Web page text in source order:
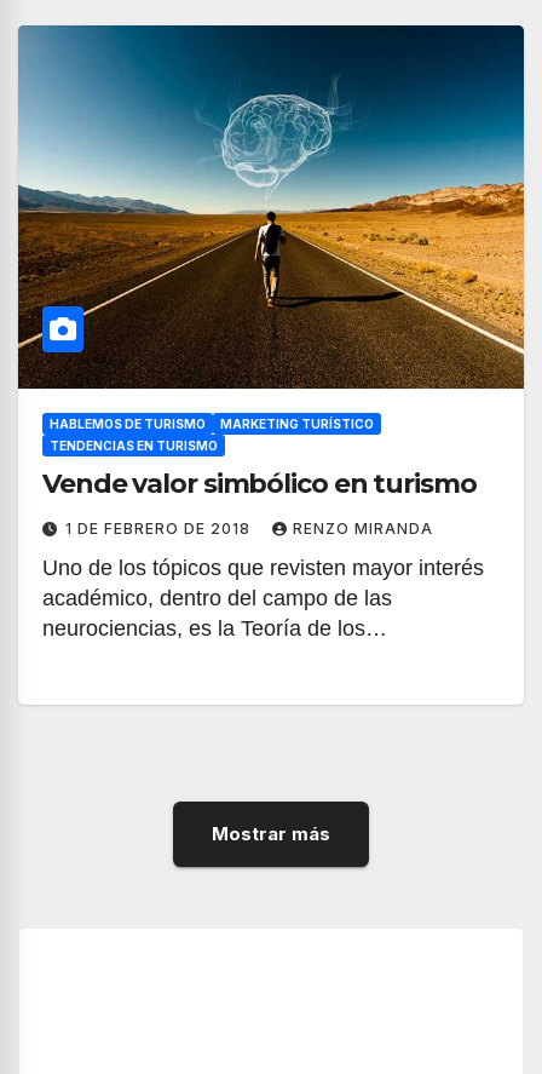
HABLEMOS DE TURISMO
MARKETING TURÍSTICO
TENDENCIAS EN TURISMO
Vende valor simbólico en turismo
1 DE FEBRERO DE 2018 RENZO MIRANDA
Uno de los tópicos que revisten mayor interés
académico, dentro del campo de las
neurociencias, es la Teoría de los…
Mostrar más